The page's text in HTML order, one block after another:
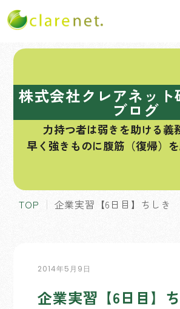
株式会社クレアネット
ブログ
力持つ者は弱きを助ける義
早く強きものに腹筋（復帰）を
TOP 企業実習【6日目】ちしき
2014年5月9日
企業実習【6日目】